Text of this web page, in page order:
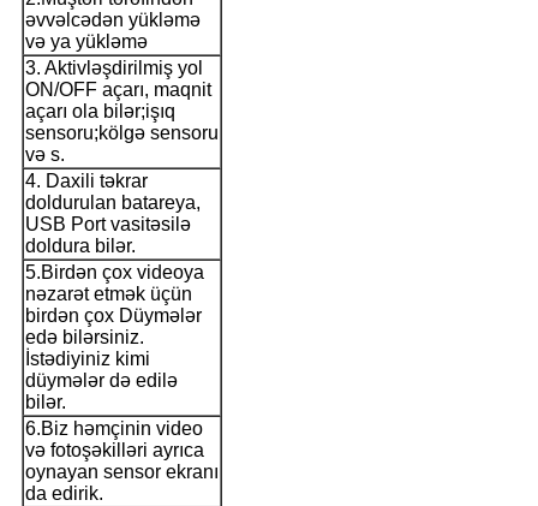
əvvəlcədən yükləmə
və ya yükləmə
3. Aktivləşdirilmiş yol
ON/OFF açarı, maqnit
açarı ola bilər;işıq
sensoru;kölgə sensoru
və s.
4. Daxili təkrar
doldurulan batareya,
USB Port vasitəsilə
doldura bilər.
5.Birdən çox videoya
nəzarət etmək üçün
birdən çox Düymələr
edə bilərsiniz.
İstədiyiniz kimi
düymələr də edilə
bilər.
6.Biz həmçinin video
və fotoşəkilləri ayrıca
oynayan sensor ekranı
da edirik.